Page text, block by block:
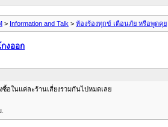
> Information and Talk > ห้องร้องทุกข์ เตือนภัย หรือพูดคุย
งออก
อในแค่ละร้านเสี่ยงรวมกันไปหมดเลย